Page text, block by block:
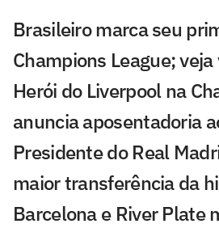
Brasileiro marca seu
Champions League; veja
Herói do Liverpool na
anuncia aposentadoria
Presidente do Real
maior transferência da
Barcelona e River Plate